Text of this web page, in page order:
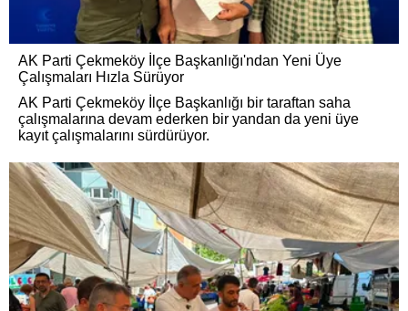
AK Parti Çekmeköy İlçe Başkanlığı'ndan Yeni Üye
Çalışmaları Hızla Sürüyor
AK Parti Çekmeköy İlçe Başkanlığı bir taraftan saha
çalışmalarına devam ederken bir yandan da yeni üye
kayıt çalışmalarını sürdürüyor.